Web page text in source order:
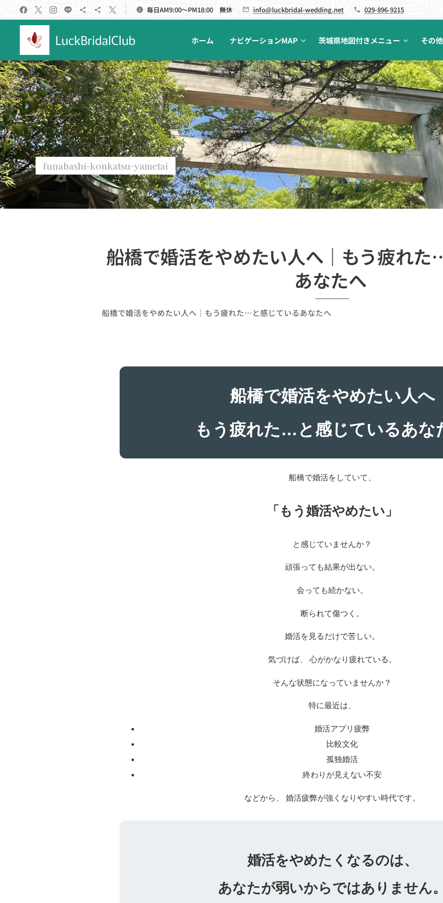
毎日AM9:00～PM18:00 無休 info@luckbridal-wedding.net 029-896-9215
LuckBridalClub ホーム ナビゲーションMAP 茨城県地図付きメニュー その他
funabashi-konkatsu-yametai
船橋で婚活をやめたい人へ｜もう疲れ
あなたへ
船橋で婚活をやめたい人へ｜もう疲れた…と感じているあなたへ
船橋で婚活をやめたい人へ
もう疲れた…と感じているあな
船橋で婚活をしていて、
「もう婚活やめたい」
と感じていませんか？
頑張っても結果が出ない。
会っても続かない。
断られて傷つく。
婚活を見るだけで苦しい。
気づけば、 心がかなり疲れている。
そんな状態になっていませんか？
特に最近は、
婚活アプリ疲弊
比較文化
孤独婚活
終わりが見えない不安
などから、 婚活疲弊が強くなりやすい時代です。
婚活をやめたくなるのは、
あなたが弱いからではありません